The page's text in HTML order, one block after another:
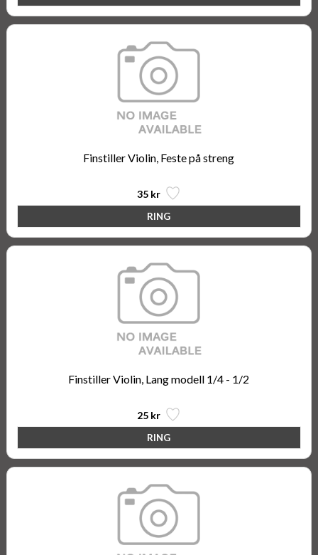
Finstiller Violin, Feste på streng
35 kr
Finstiller Violin, Lang modell 1/4 - 1/2
25 kr